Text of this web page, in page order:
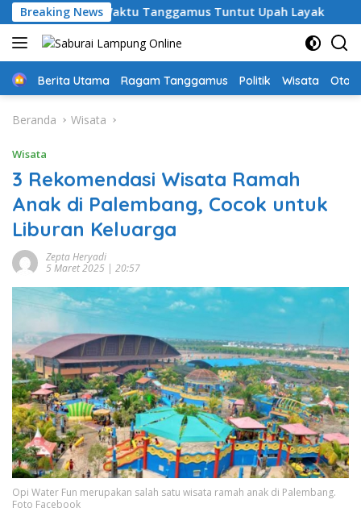
Langsung
ke
konten
Breaking News
Paruh Waktu Tanggamus Tuntut Upah Layak
Home
Berita Utama Ragam Tanggamus Politik Wisata Oto
Beranda Wisata
Wisata
3 Rekomendasi Wisata Ramah
Anak di Palembang, Cocok untuk
Liburan Keluarga
Zepta Heryadi
5 Maret 2025 | 20:57
Opi Water Fun merupakan salah satu wisata ramah anak di Palembang.
Foto Facebook